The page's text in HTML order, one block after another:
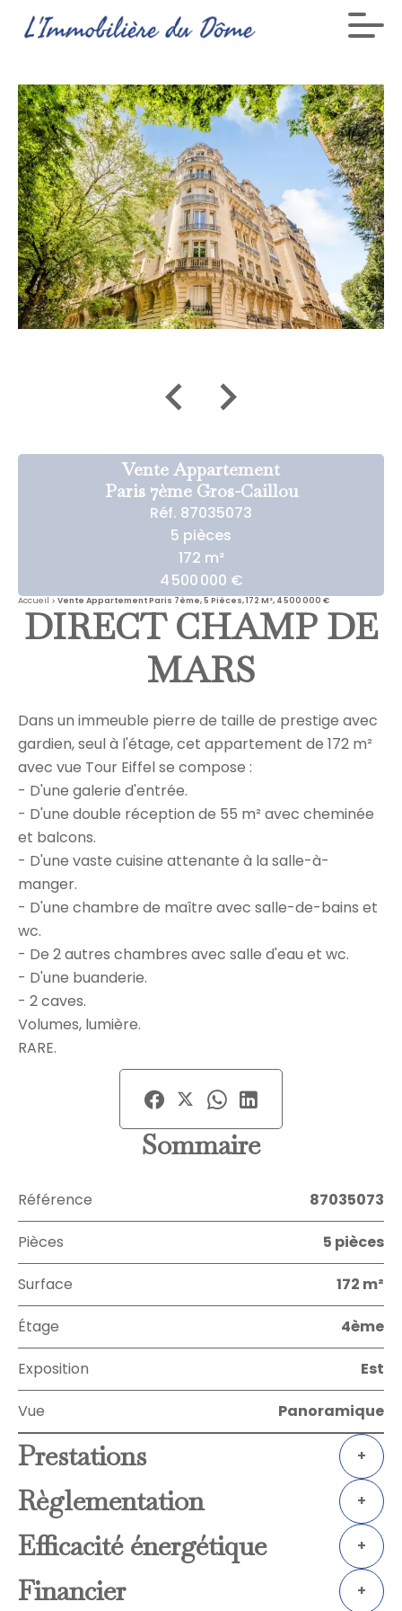
Vente Appartement
Paris 7ème Gros-Caillou
Réf. 87035073
5 pièces
172 m²
4 500 000 €
Accueil Vente Appartement Paris 7ème, 5 Pièces, 172 M², 4 500 000 €
DIRECT CHAMP DE
MARS
Dans un immeuble pierre de taille de prestige avec
gardien, seul à l'étage, cet appartement de 172 m²
avec vue Tour Eiffel se compose :
- D'une galerie d'entrée.
- D'une double réception de 55 m² avec cheminée
et balcons.
- D'une vaste cuisine attenante à la salle-à-
manger.
- D'une chambre de maître avec salle-de-bains et
wc.
- De 2 autres chambres avec salle d'eau et wc.
- D'une buanderie.
- 2 caves.
Volumes, lumière.
RARE.
Sommaire
Référence 87035073
Pièces 5 pièces
Surface 172 m²
Étage 4ème
Exposition Est
Vue Panoramique
Prestations +
Règlementation +
Efficacité énergétique +
Financier +